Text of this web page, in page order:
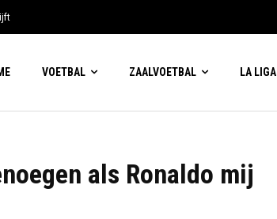
VOETBAL ZAALVOETBAL LA LIGA
als Ronaldo mij